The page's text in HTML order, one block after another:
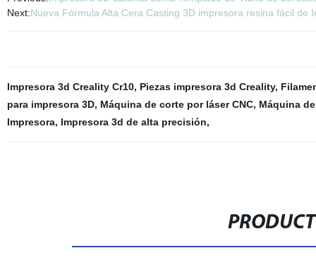
Next:Nueva Fórmula Alta Cera Casting 3D impresora resina fácil de
Impresora 3d Creality Cr10, Piezas impresora 3d Creality,
para impresora 3D, Máquina de corte por láser CNC, Máquina
Impresora, Impresora 3d de alta precisión,